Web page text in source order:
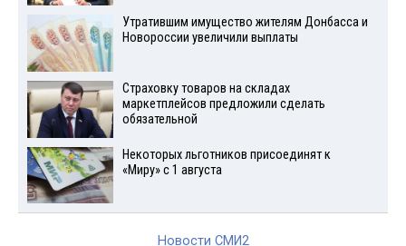
Утратившим имущество жителям Донбасса и
Новороссии увеличили выплаты
Страховку товаров на складах
маркетплейсов предложили сделать
обязательной
Некоторых льготников присоединят к
«Миру» с 1 августа
Новости СМИ2